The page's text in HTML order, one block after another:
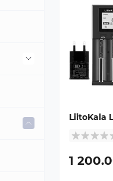
LiitoKala
1